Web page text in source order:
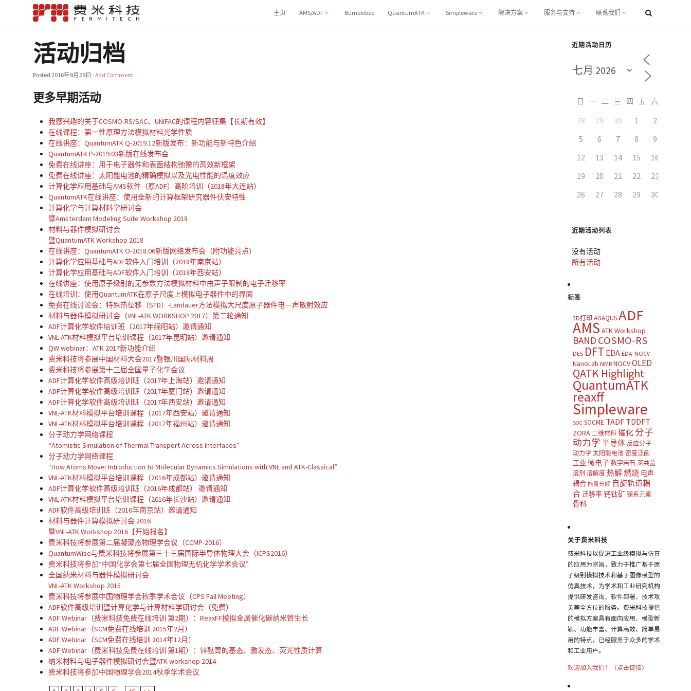
主页 AMS/ADF Bumblebee QuantumATK Simpleware 解决方案 服务与支持 联系我们
活动归档
Posted2016年9月29日 ·Add Comment
更多早期活动
我感兴趣的关于COSMO-RS/SAC、UNIFAC的课程内容征集【长期有效】
在线课程：第一性原理方法模拟材料光学性质
在线讲座：QuantumATK Q-2019.12新版发布：新功能与新特色介绍
QuantumATK P-2019.03新版在线发布会
免费在线讲座：用于电子器件和表面结构弛豫的高效新框架
免费在线讲座：太阳能电池的精确模拟以及光电性能的温度效应
计算化学应用基础与AMS软件（原ADF）高阶培训（2018年大连站）
QuantumATK在线讲座：使用全新的计算框架研究器件伏安特性
计算化学与计算材料学研讨会
暨Amsterdam Modeling Suite Workshop 2018
材料与器件模拟研讨会
暨QuantumATK Workshop 2018
在线讲座：QuantumATK O-2018.06新版网络发布会（附功能亮点）
计算化学应用基础与ADF软件入门培训（2018年南京站）
计算化学应用基础与ADF软件入门培训（2018年西安站）
在线讲座：使用原子级别的无参数方法模拟材料中由声子限制的电子迁移率
在线培训：使用QuantumATK在原子尺度上模拟电子器件中的界面
免费在线讨论会：特殊热位移（STD）-Landauer方法模拟大尺度原子器件电－声散射效应
材料与器件模拟研讨会（VNL-ATK WORKSHOP 2017）第二轮通知
ADF计算化学软件培训班（2017年绵阳站）邀请通知
VNL-ATK材料模拟平台培训课程（2017年昆明站）邀请通知
QW webinar：ATK 2017新功能介绍
费米科技将参展中国材料大会2017暨银川国际材料周
费米科技将参展第十三届全国量子化学会议
ADF计算化学软件高级培训班（2017年上海站）邀请通知
ADF计算化学软件高级培训班（2017年厦门站）邀请通知
ADF计算化学软件高级培训班（2017年西安站）邀请通知
VNL-ATK材料模拟平台培训课程（2017年西安站）邀请通知
VNL-ATK材料模拟平台培训课程（2017年福州站）邀请通知
分子动力学网络课程
“Atomistic Simulation of Thermal Transport Across Interfaces”
分子动力学网络课程
“How Atoms Move: Introduction to Molecular Dynamics Simulations with VNL and ATK-Classical”
VNL-ATK材料模拟平台培训课程（2016年成都站）邀请通知
ADF计算化学软件高级培训班（2016年成都站） 邀请通知
VNL-ATK材料模拟平台培训课程（2016年长沙站）邀请通知
ADF软件高级培训班（2016年南京站）邀请通知
材料与器件计算模拟研讨会 2016
暨VNL-ATK Workshop 2016【开始报名】
费米科技将参展第二届凝聚态物理学会议（CCMP-2016）
QuantumWise与费米科技将参展第三十三届国际半导体物理大会（ICPS2016）
费米科技将参加“中国化学会第七届全国物理无机化学学术会议”
全国纳米材料与器件模拟研讨会
VNL-ATK Workshop 2015
费米科技将参展中国物理学会秋季学术会议（CPS Fall Meeting）
ADF软件高级培训暨计算化学与计算材料学研讨会（免费）
ADF Webinar（费米科技免费在线培训 第2期）：ReaxFF模拟金属催化碳纳米管生长
ADF Webinar（SCM免费在线培训 2015年2月）
ADF Webinar（SCM免费在线培训 2014年12月）
ADF Webinar（费米科技免费在线培训 第1期）：锌酞菁的基态、激发态、荧光性质计算
纳米材料与电子器件模拟研讨会暨ATK workshop 2014
费米科技将参加中国物理学会2014秋季学术会议
近期活动日历
日 一 二 三 四 五
28 29 30 1 2
5
6 7 8 9
12
13 14 15 16
19
20 21 22 23
26
27 28 29 30
近期活动列表
没有活动
所有活动
标签
3D打印 ABAQUSADF
AMS ATK Workshop
BAND COSMO-RS
DES DFT EDA EDA-NOCV
NanoLab NMR NOCVOLED
QATK Highlight
QuantumATK
reaxff
Simpleware
SOC SOCME TADF TDDFT
ZORA 二维材料 催化 分子
动力学 半导体 反应分子
动力学 太阳能电池 密度泛函
工业 微电子 数字岩石 深共晶
溶剂 溶解度 热解燃烧 电声
耦合 能量分解 自旋轨道耦
合迁移率钙钛矿 镧系元素
骨科
关于费米科技
费米科技以促进工业级模拟与仿真
的应用为宗旨，致力于推广基于原
子级别模拟技术和基于图像模型的
仿真技术，为学术和工业研究机构
提供研发咨询、软件部署、技术攻
关等全方位的服务。费米科技提供
的模拟方案具有面向应用、模型新
颖、功能丰富、计算高效、简单易
用的特点，已经服务于众多的学术
和工业用户。
欢迎加入我们！（点击链接）